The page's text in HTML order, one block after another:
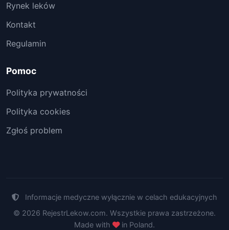
Rynek leków
Kontakt
Regulamin
Pomoc
Polityka prywatności
Polityka cookies
Zgłoś problem
Informacje medyczne wyłącznie w celach edukacyjnych
© 2026 RejestrLekow.com. Wszystkie prawa zastrzeżone.
Made with
in Poland.